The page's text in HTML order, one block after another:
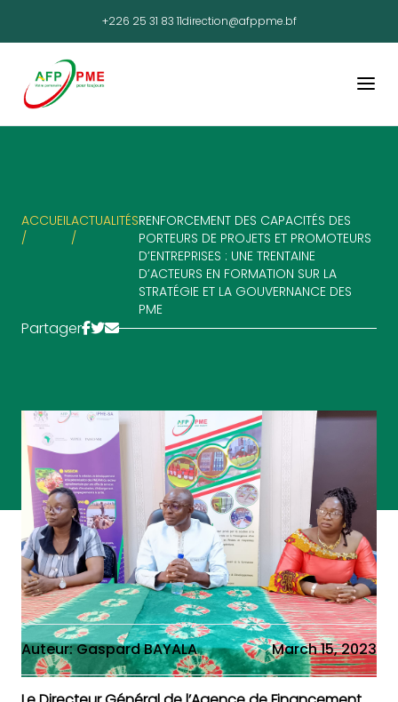
+226 25 31 83 11direction@afppme.bf
ACCUEIL
/
ACTUALITÉS
/
RENFORCEMENT DES CAPACITÉS DES
PORTEURS DE PROJETS ET PROMOTEURS
D’ENTREPRISES : UNE TRENTAINE
D’ACTEURS EN FORMATION SUR LA
STRATÉGIE ET LA GOUVERNANCE DES
PME
Partager
Auteur: Gaspard BAYALA March 15, 2023